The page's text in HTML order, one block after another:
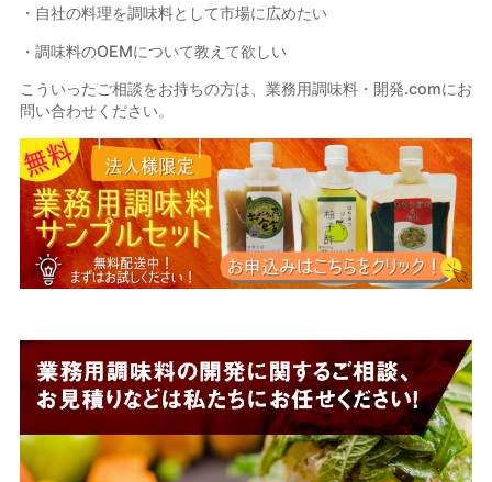
・自社の料理を調味料として市場に広めたい
・調味料のOEMについて教えて欲しい
こういったご相談をお持ちの方は、業務用調味料・開発.comにお
問い合わせください。